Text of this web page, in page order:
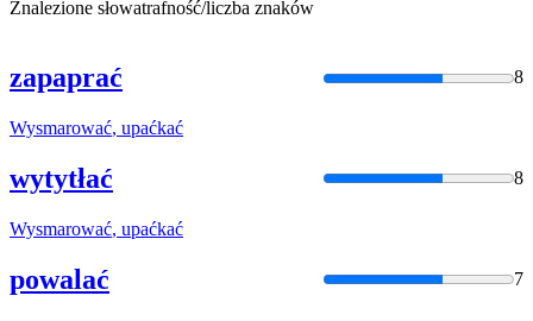
Znalezione słowatrafność/liczba znaków
zapaprać 8
Wysmarować, upaćkać
wytytłać 8
Wysmarować, upaćkać
powalać 7